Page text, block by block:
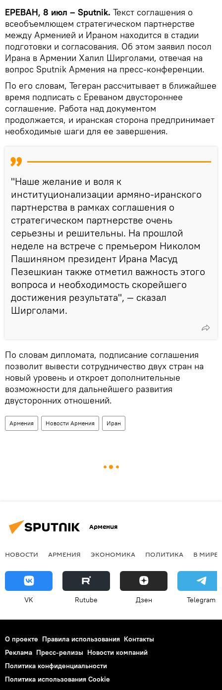
ЕРЕВАН, 8 июл – Sputnik. Текст соглашения о
всеобъемлющем стратегическом партнерстве
между Арменией и Ираном находится в стадии
подготовки и согласования. Об этом заявил посол
Ирана в Армении Халил Ширголами, отвечая на
вопрос Sputnik Армения на пресс-конференции.
По его словам, Тегеран рассчитывает в ближайшее
время подписать с Ереваном двустороннее
соглашение. Работа над документом
продолжается, и иранская сторона предпринимает
необходимые шаги для ее завершения.
"Наше желание и воля к
институционализации армяно-иранского
партнерства в рамках соглашения о
стратегическом партнерстве очень
серьезны и решительны. На прошлой
неделе на встрече с премьером Николом
Пашиняном президент Ирана Масуд
Пезешкиан также отметил важность этого
вопроса и необходимость скорейшего
достижения результата", — сказал
Ширголами.
По словам дипломата, подписание соглашения
позволит вывести сотрудничество двух стран на
новый уровень и откроет дополнительные
возможности для дальнейшего развития
двусторонних отношений.
Армения Новости Армения Иран
Армения
НОВОСТИ АРМЕНИЯ ЭКОНОМИКА ПОЛИТИКА В МИРЕ
VK Rutube Дзен Telegram
О проекте Правила использования Контакты
Реклама Пресс-релизы Новости компаний
Политика конфиденциальности
Политика использования Cookie